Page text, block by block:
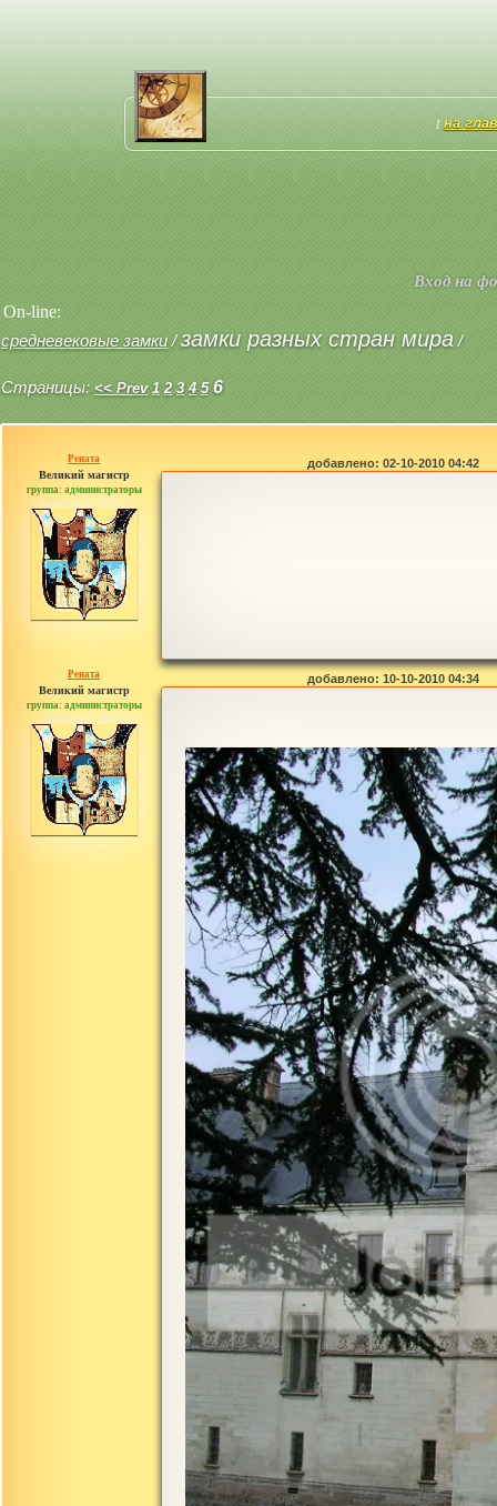
[ на
Вход на
On-line:
средневековые замки/замки разных стран мира /
Страницы:<< Prev 1 2 3 4 5 6
Рената
Великий магистр
группа: администраторы
сообщений: 30442
добавлено: 02-10-2010 04:42
Рената
Великий магистр
группа: администраторы
сообщений: 30442
добавлено: 10-10-2010 04:34